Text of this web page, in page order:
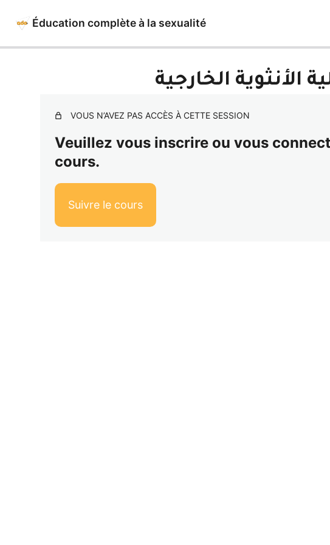
Éducation complète à la sexualité
الأنثوية الخارجية
VOUS N’AVEZ PAS ACCÈS À CETTE SESSION
Veuillez vous inscrire ou vous
cours.
Suivre le cours